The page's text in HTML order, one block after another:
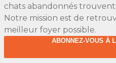
chats abandonnés
Notre mission est de
meilleur foyer possible.
ABONNEZ-VOUS À